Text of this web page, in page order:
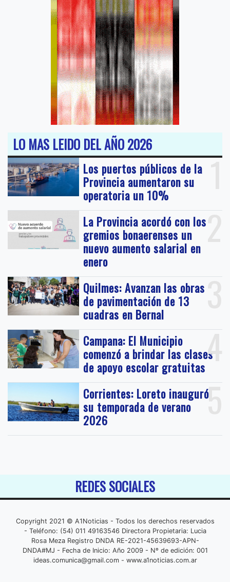
LO MAS LEIDO DEL AÑO 2026
1
Los puertos públicos de la
Provincia aumentaron su
operatoria un 10%
2
La Provincia acordó con los
gremios bonaerenses un
nuevo aumento salarial en
enero
3
Quilmes: Avanzan las obras
de pavimentación de 13
cuadras en Bernal
4
Campana: El Municipio
comenzó a brindar las clases
de apoyo escolar gratuitas
5
Corrientes: Loreto inauguró
su temporada de verano
2026
REDES SOCIALES
Copyright 2021 © A1Noticias - Todos los derechos reservados
- Teléfono: (54) 011 49163546 Directora Propietaria: Lucia
Rosa Meza Registro DNDA RE-2021-45639693-APN-
DNDA#MJ - Fecha de Inicio: Año 2009 - Nº de edición: 001
ideas.comunica@gmail.com- www.a1noticias.com.ar